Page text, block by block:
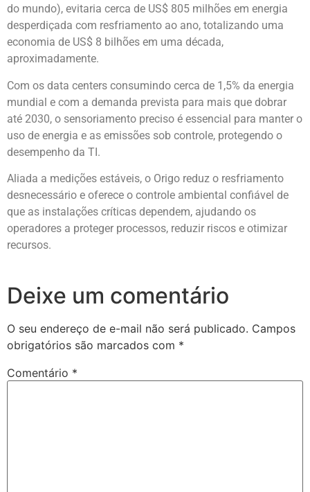
do mundo), evitaria cerca de US$ 805 milhões em energia
desperdiçada com resfriamento ao ano, totalizando uma
economia de US$ 8 bilhões em uma década,
aproximadamente.
Com os data centers consumindo cerca de 1,5% da energia
mundial e com a demanda prevista para mais que dobrar
até 2030, o sensoriamento preciso é essencial para manter o
uso de energia e as emissões sob controle, protegendo o
desempenho da TI.
Aliada a medições estáveis, o Origo reduz o resfriamento
desnecessário e oferece o controle ambiental confiável de
que as instalações críticas dependem, ajudando os
operadores a proteger processos, reduzir riscos e otimizar
recursos.
Deixe um comentário
O seu endereço de e-mail não será publicado. Campos
obrigatórios são marcados com *
Comentário *